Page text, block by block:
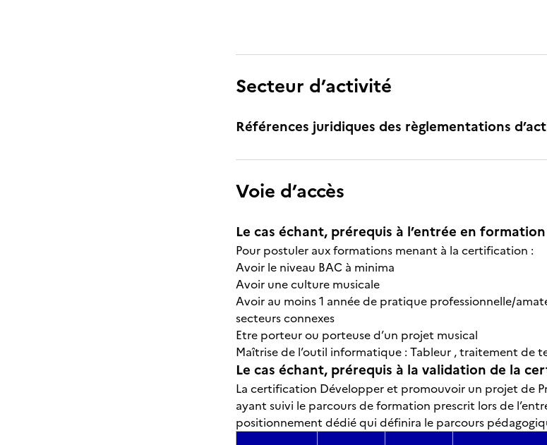
Secteur d’activité
Références juridiques des règlementations
Voie d’accès
Le cas échant, prérequis à l’entrée en
Pour postuler aux formations menant à la certification :
Avoir le niveau BAC à minima
Avoir une culture musicale
Avoir au moins 1 année de pratique professionnelle/
secteurs connexes
Etre porteur ou porteuse d’un projet musical
Maîtrise de l’outil informatique : Tableur , traitement de
Le cas échant, prérequis à la validation de la
La certification Développer et promouvoir un projet de
ayant suivi le parcours de formation prescrit lors de
positionnement dédié qui définira le parcours